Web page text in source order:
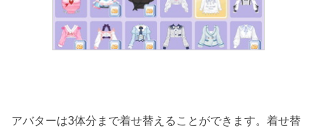
アバターは3体分まで着せ替えることができます。着せ替